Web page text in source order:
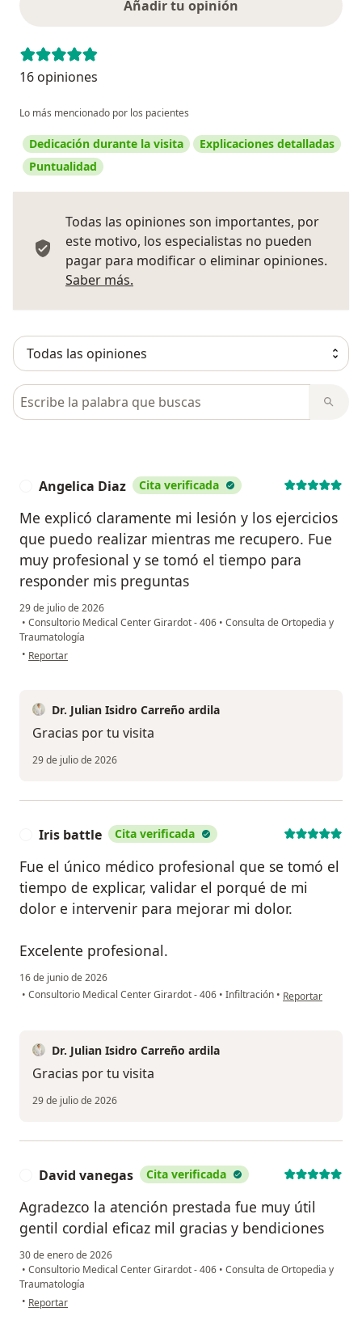
Añadir tu opinión
16 opiniones
Lo más mencionado por los pacientes
Dedicación durante la visita
Explicaciones detalladas
Puntualidad
Todas las opiniones son importantes, por
este motivo, los especialistas no pueden
pagar para modificar o eliminar opiniones.
Saber más.
Busca en opiniones
Angelica Diaz Cita verificada
Me explicó claramente mi lesión y los ejercicios
que puedo realizar mientras me recupero. Fue
muy profesional y se tomó el tiempo para
responder mis preguntas
29 de julio de 2026
• Consultorio Medical Center Girardot - 406 • Consulta de Ortopedia y
Traumatología
• en opinión del usuario Angelica Diaz
Reportar
Dr. Julian Isidro Carreño ardila
Gracias por tu visita
29 de julio de 2026
Iris battle Cita verificada
Fue el único médico profesional que se tomó el
tiempo de explicar, validar el porqué de mi
dolor e intervenir para mejorar mi dolor.
Excelente profesional.
16 de junio de 2026
• Consultorio Medical Center Girardot - 406 • Infiltración • en opinión del
Reportar
Dr. Julian Isidro Carreño ardila
Gracias por tu visita
29 de julio de 2026
David vanegas Cita verificada
Agradezco la atención prestada fue muy útil
gentil cordial eficaz mil gracias y bendiciones
30 de enero de 2026
• Consultorio Medical Center Girardot - 406 • Consulta de Ortopedia y
Traumatología
• en opinión del usuario David vanegas
Reportar